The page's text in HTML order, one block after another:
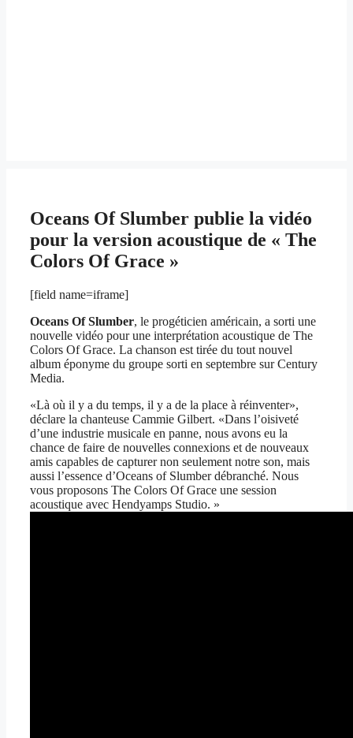
Oceans Of Slumber publie la vidéo
pour la version acoustique de « The
Colors Of Grace »
[field name=iframe]
Oceans Of Slumber, le progéticien américain, a sorti une
nouvelle vidéo pour une interprétation acoustique de The
Colors Of Grace. La chanson est tirée du tout nouvel
album éponyme du groupe sorti en septembre sur Century
Media.
«Là où il y a du temps, il y a de la place à réinventer»,
déclare la chanteuse Cammie Gilbert. «Dans l’oisiveté
d’une industrie musicale en panne, nous avons eu la
chance de faire de nouvelles connexions et de nouveaux
amis capables de capturer non seulement notre son, mais
aussi l’essence d’Oceans of Slumber débranché. Nous
vous proposons The Colors Of Grace une session
acoustique avec Hendyamps Studio. »